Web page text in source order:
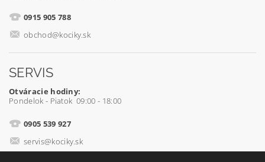
0915 905 788
obchod@kociky.sk
SERVIS
Otváracie hodiny:
Pondelok - Piatok 09:00 - 18:00
0905 539 927
servis@kociky.sk